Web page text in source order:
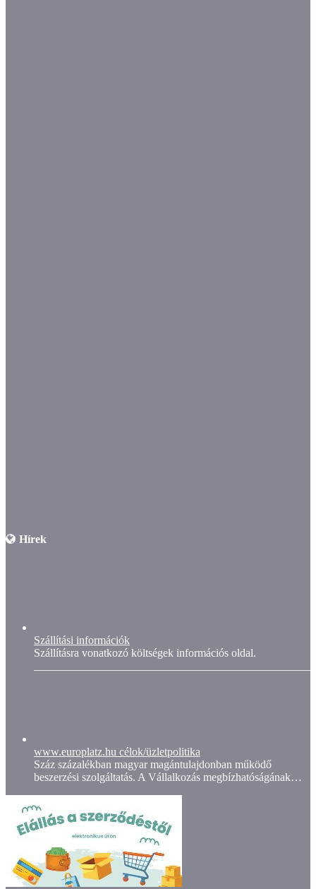
Hírek
Szállítási információk
Szállításra vonatkozó költségek információs oldal.
www.europlatz.hu célok/üzletpolitika
Száz százalékban magyar magántulajdonban működő
beszerzési szolgáltatás. A Vállalkozás megbízhatóságának…